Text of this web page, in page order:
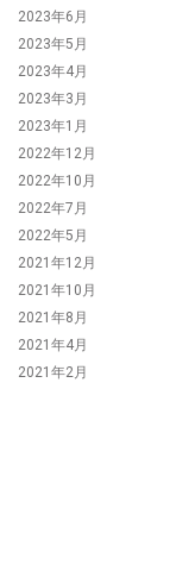
2023年6月
2023年5月
2023年4月
2023年3月
2023年1月
2022年12月
2022年10月
2022年7月
2022年5月
2021年12月
2021年10月
2021年8月
2021年4月
2021年2月